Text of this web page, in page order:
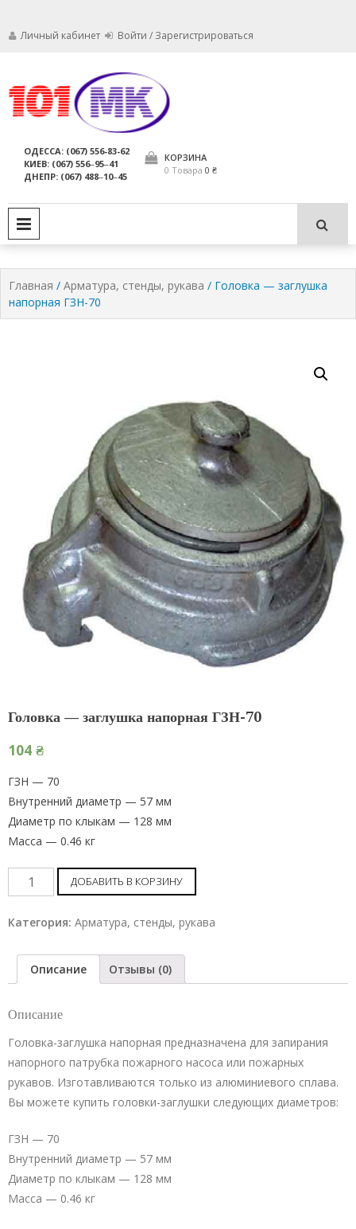
Личный кабинет Войти / Зарегистрироваться
компания МАРКО
пригодны для использования по
назначению.
ОДЕССА: (067) 556-83-62
КИЕВ: (067) 556‒95‒41
ДНЕПР: (067) 488‒10‒45
КОРЗИНА
0 Товара 0 ₴
Главная / Арматура, стенды, рукава / Головка — заглушка
напорная ГЗН-70
Головка — заглушка напорная ГЗН-70
104 ₴
ГЗН — 70
Внутренний диаметр — 57 мм
Диаметр по клыкам — 128 мм
Масса — 0.46 кг
Головка
-
заглушка
ГЗН-70
ДОБАВИТЬ В КОРЗИНУ
Категория: Арматура, стенды, рукава
Описание Отзывы (0)
Описание
Головка-заглушка напорная предназначена для запирания
напорного патрубка пожарного насоса или пожарных
рукавов. Изготавливаются только из алюминиевого сплава.
Вы можете купить головки-заглушки следующих диаметров:
ГЗН — 70
Внутренний диаметр — 57 мм
Диаметр по клыкам — 128 мм
Масса — 0.46 кг